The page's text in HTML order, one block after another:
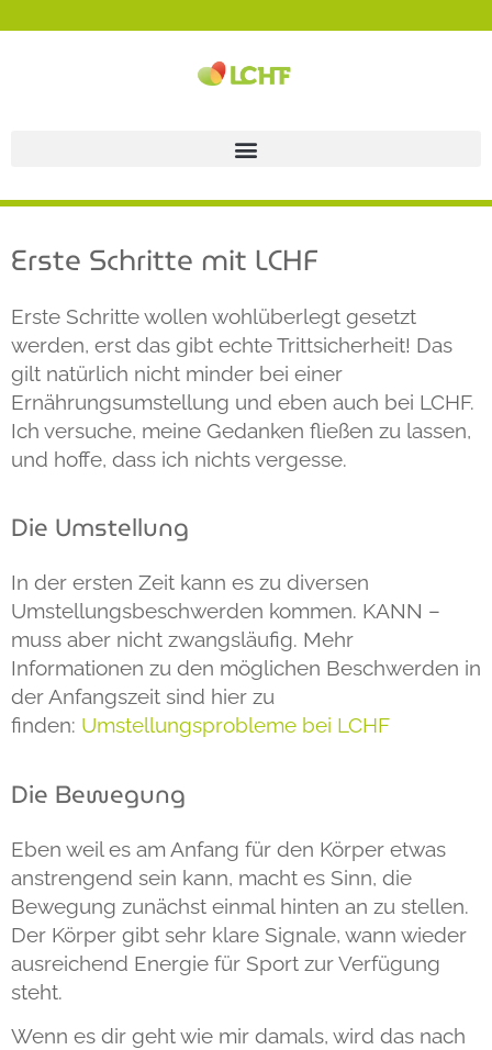
Erste Schritte mit LCHF
Erste Schritte wollen wohlüberlegt gesetzt
werden, erst das gibt echte Trittsicherheit! Das
gilt natürlich nicht minder bei einer
Ernährungsumstellung und eben auch bei LCHF.
Ich versuche, meine Gedanken fließen zu lassen,
und hoffe, dass ich nichts vergesse.
Die Umstellung
In der ersten Zeit kann es zu diversen
Umstellungsbeschwerden kommen. KANN –
muss aber nicht zwangsläufig. Mehr
Informationen zu den möglichen Beschwerden in
der Anfangszeit sind hier zu
finden: Umstellungsprobleme bei LCHF
Die Bewegung
Eben weil es am Anfang für den Körper etwas
anstrengend sein kann, macht es Sinn, die
Bewegung zunächst einmal hinten an zu stellen.
Der Körper gibt sehr klare Signale, wann wieder
ausreichend Energie für Sport zur Verfügung
steht.
Wenn es dir geht wie mir damals, wird das nach